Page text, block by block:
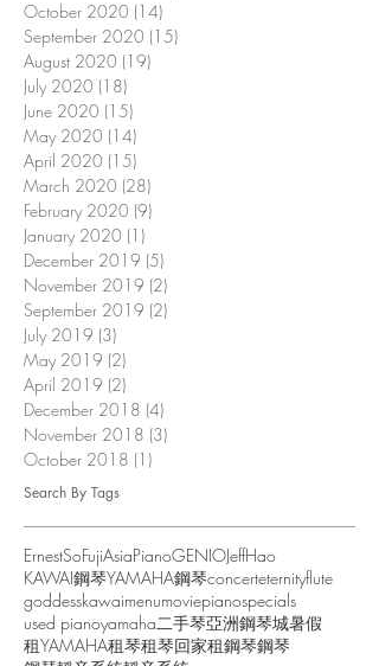
October 2020 (14)
September 2020 (15)
August 2020 (19)
July 2020 (18)
June 2020 (15)
May 2020 (14)
April 2020 (15)
March 2020 (28)
February 2020 (9)
January 2020 (1)
December 2019 (5)
November 2019 (2)
September 2019 (2)
July 2019 (3)
May 2019 (2)
April 2019 (2)
December 2018 (4)
November 2018 (3)
October 2018 (1)
Search By Tags
ErnestSoFujiAsiaPianoGENIOJeffHao
KAWAI鋼琴YAMAHA鋼琴concerteternityflute
goddesskawaimenumoviepianospecials
used pianoyamaha二手琴亞洲鋼琴城暑假
租YAMAHA租琴租琴回家租鋼琴鋼琴